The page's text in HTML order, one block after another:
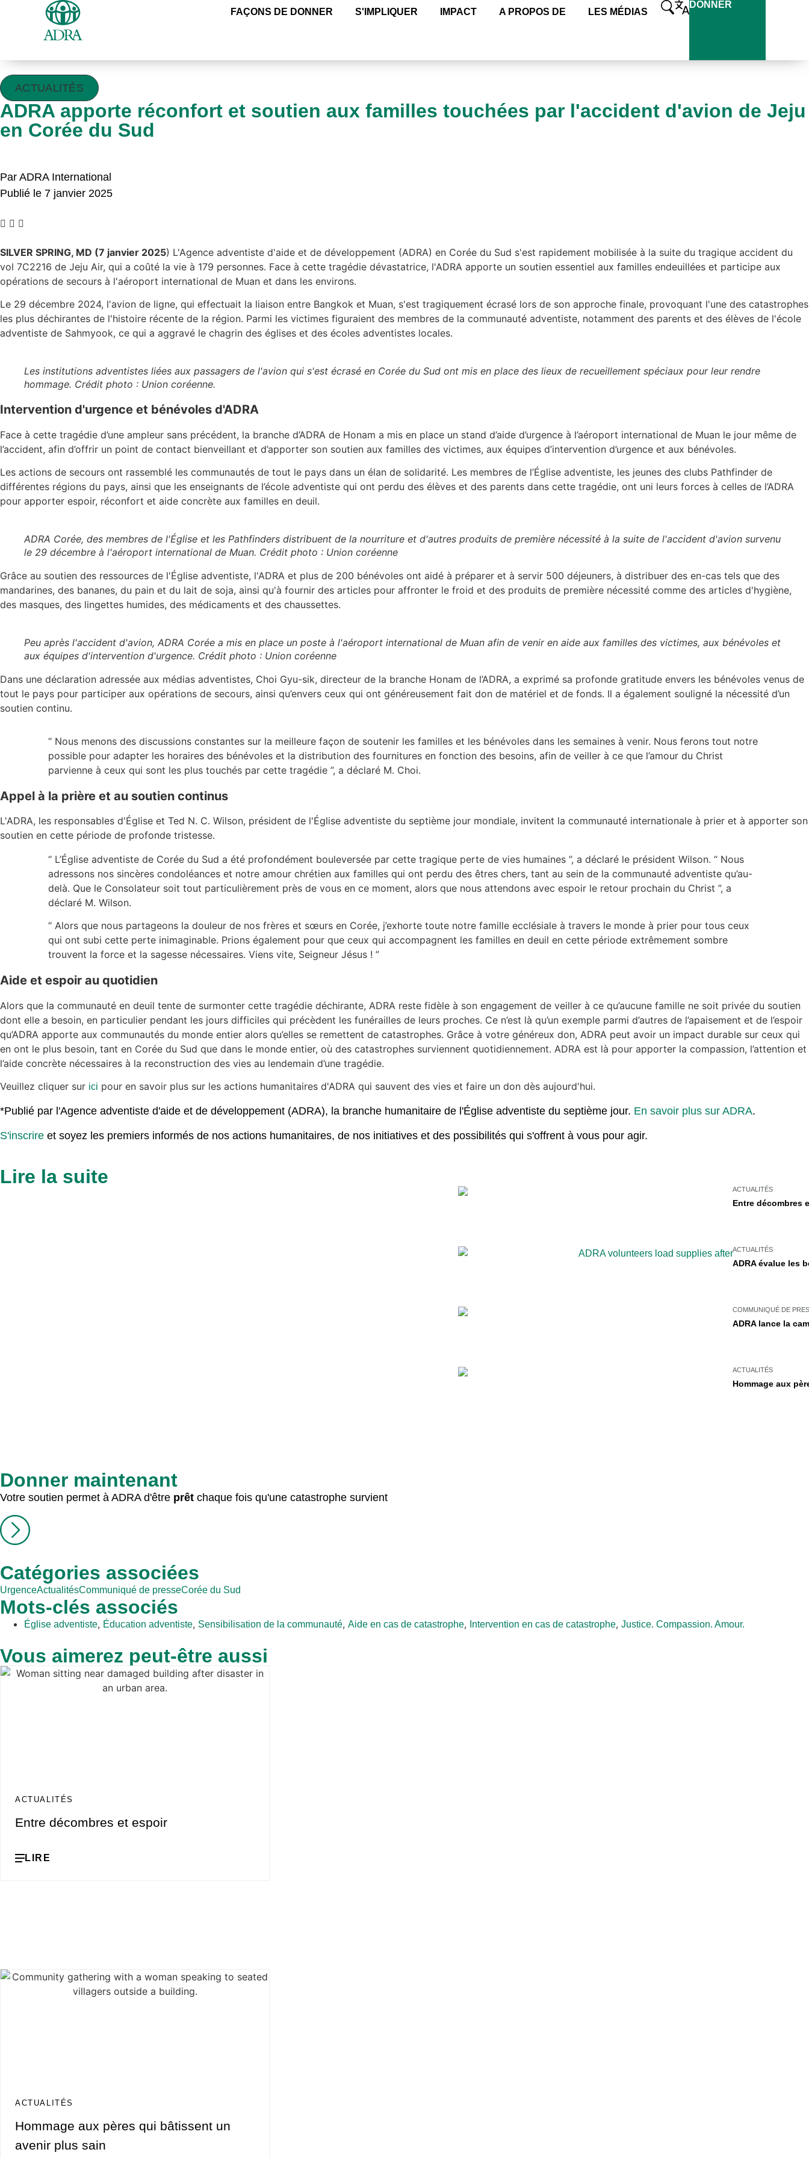
FAÇONS DE DONNER S'IMPLIQUER IMPACT A PROPOS DE LES MÉDIAS
DONNER
ACTUALITÉS
ADRA apporte réconfort et soutien aux familles touchées par l'accident d'avion de Jeju
en Corée du Sud
Par ADRA International
Publié le 7 janvier 2025
SILVER SPRING, MD (7 janvier 2025) L'Agence adventiste d'aide et de développement (ADRA) en Corée du Sud s'est rapidement mobilisée à la suite du tragique accident du
vol 7C2216 de Jeju Air, qui a coûté la vie à 179 personnes. Face à cette tragédie dévastatrice, l'ADRA apporte un soutien essentiel aux familles endeuillées et participe aux
opérations de secours à l'aéroport international de Muan et dans les environs.
Le 29 décembre 2024, l'avion de ligne, qui effectuait la liaison entre Bangkok et Muan, s'est tragiquement écrasé lors de son approche finale, provoquant l'une des catastrophes
les plus déchirantes de l'histoire récente de la région. Parmi les victimes figuraient des membres de la communauté adventiste, notamment des parents et des élèves de l'école
adventiste de Sahmyook, ce qui a aggravé le chagrin des églises et des écoles adventistes locales.
Les institutions adventistes liées aux passagers de l'avion qui s'est écrasé en Corée du Sud ont mis en place des lieux de recueillement spéciaux pour leur rendre
hommage. Crédit photo : Union coréenne.
Intervention d'urgence et bénévoles d'ADRA
Face à cette tragédie d’une ampleur sans précédent, la branche d’ADRA de Honam a mis en place un stand d’aide d’urgence à l’aéroport international de Muan le jour même de
l’accident, afin d’offrir un point de contact bienveillant et d’apporter son soutien aux familles des victimes, aux équipes d’intervention d’urgence et aux bénévoles.
Les actions de secours ont rassemblé les communautés de tout le pays dans un élan de solidarité. Les membres de l’Église adventiste, les jeunes des clubs Pathfinder de
différentes régions du pays, ainsi que les enseignants de l’école adventiste qui ont perdu des élèves et des parents dans cette tragédie, ont uni leurs forces à celles de l’ADRA
pour apporter espoir, réconfort et aide concrète aux familles en deuil.
ADRA Corée, des membres de l'Église et les Pathfinders distribuent de la nourriture et d'autres produits de première nécessité à la suite de l'accident d'avion survenu
le 29 décembre à l'aéroport international de Muan. Crédit photo : Union coréenne
Grâce au soutien des ressources de l'Église adventiste, l'ADRA et plus de 200 bénévoles ont aidé à préparer et à servir 500 déjeuners, à distribuer des en-cas tels que des
mandarines, des bananes, du pain et du lait de soja, ainsi qu'à fournir des articles pour affronter le froid et des produits de première nécessité comme des articles d'hygiène,
des masques, des lingettes humides, des médicaments et des chaussettes.
Peu après l'accident d'avion, ADRA Corée a mis en place un poste à l'aéroport international de Muan afin de venir en aide aux familles des victimes, aux bénévoles et
aux équipes d'intervention d'urgence. Crédit photo : Union coréenne
Dans une déclaration adressée aux médias adventistes, Choi Gyu-sik, directeur de la branche Honam de l’ADRA, a exprimé sa profonde gratitude envers les bénévoles venus de
tout le pays pour participer aux opérations de secours, ainsi qu’envers ceux qui ont généreusement fait don de matériel et de fonds. Il a également souligné la nécessité d’un
soutien continu.
“ Nous menons des discussions constantes sur la meilleure façon de soutenir les familles et les bénévoles dans les semaines à venir. Nous ferons tout notre
possible pour adapter les horaires des bénévoles et la distribution des fournitures en fonction des besoins, afin de veiller à ce que l’amour du Christ
parvienne à ceux qui sont les plus touchés par cette tragédie ”, a déclaré M. Choi.
Appel à la prière et au soutien continus
L'ADRA, les responsables d'Église et Ted N. C. Wilson, président de l'Église adventiste du septième jour mondiale, invitent la communauté internationale à prier et à apporter son
soutien en cette période de profonde tristesse.
“ L’Église adventiste de Corée du Sud a été profondément bouleversée par cette tragique perte de vies humaines ”, a déclaré le président Wilson. “ Nous
adressons nos sincères condoléances et notre amour chrétien aux familles qui ont perdu des êtres chers, tant au sein de la communauté adventiste qu’au-
delà. Que le Consolateur soit tout particulièrement près de vous en ce moment, alors que nous attendons avec espoir le retour prochain du Christ ”, a
déclaré M. Wilson.
“ Alors que nous partageons la douleur de nos frères et sœurs en Corée, j’exhorte toute notre famille ecclésiale à travers le monde à prier pour tous ceux
qui ont subi cette perte inimaginable. Prions également pour que ceux qui accompagnent les familles en deuil en cette période extrêmement sombre
trouvent la force et la sagesse nécessaires. Viens vite, Seigneur Jésus ! ”
Aide et espoir au quotidien
Alors que la communauté en deuil tente de surmonter cette tragédie déchirante, ADRA reste fidèle à son engagement de veiller à ce qu’aucune famille ne soit privée du soutien
dont elle a besoin, en particulier pendant les jours difficiles qui précèdent les funérailles de leurs proches. Ce n’est là qu’un exemple parmi d’autres de l’apaisement et de l’espoir
qu’ADRA apporte aux communautés du monde entier alors qu’elles se remettent de catastrophes. Grâce à votre généreux don, ADRA peut avoir un impact durable sur ceux qui
en ont le plus besoin, tant en Corée du Sud que dans le monde entier, où des catastrophes surviennent quotidiennement. ADRA est là pour apporter la compassion, l’attention et
l’aide concrète nécessaires à la reconstruction des vies au lendemain d’une tragédie.
Veuillez cliquer sur ici pour en savoir plus sur les actions humanitaires d'ADRA qui sauvent des vies et faire un don dès aujourd'hui.
*Publié par l'Agence adventiste d'aide et de développement (ADRA), la branche humanitaire de l'Église adventiste du septième jour. En savoir plus sur ADRA.
S'inscrire et soyez les premiers informés de nos actions humanitaires, de nos initiatives et des possibilités qui s'offrent à vous pour agir.
Lire la suite
ACTUALITÉS
Entre décombres
ACTUALITÉS
ADRA évalue les
COMMUNIQUÉ DE
ADRA lance la
ACTUALITÉS
Hommage aux
Donner maintenant
Votre soutien permet à ADRA d'être prêt chaque fois qu'une catastrophe survient
Catégories associées
UrgenceActualitésCommuniqué de presseCorée du Sud
Mots-clés associés
Église adventiste, Éducation adventiste, Sensibilisation de la communauté, Aide en cas de catastrophe, Intervention en cas de catastrophe, Justice. Compassion. Amour.
Vous aimerez peut-être aussi
ACTUALITÉS
Entre décombres et espoir
LIRE
ACTUALITÉS
Hommage aux pères qui bâtissent un
avenir plus sain